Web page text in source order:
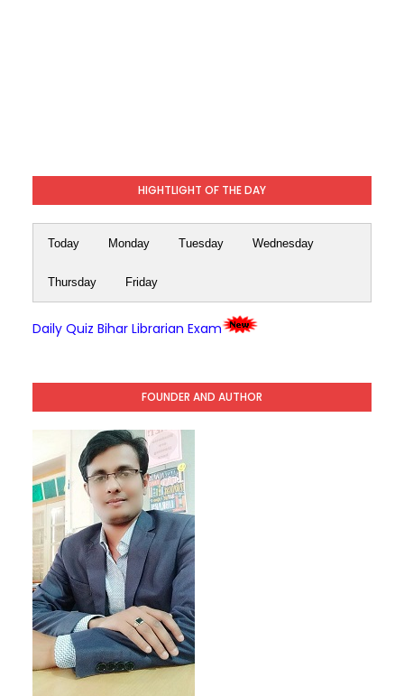
HIGHTLIGHT OF THE DAY
Today Monday Tuesday Wednesday
Thursday Friday
Daily Quiz Bihar Librarian Exam
FOUNDER AND AUTHOR